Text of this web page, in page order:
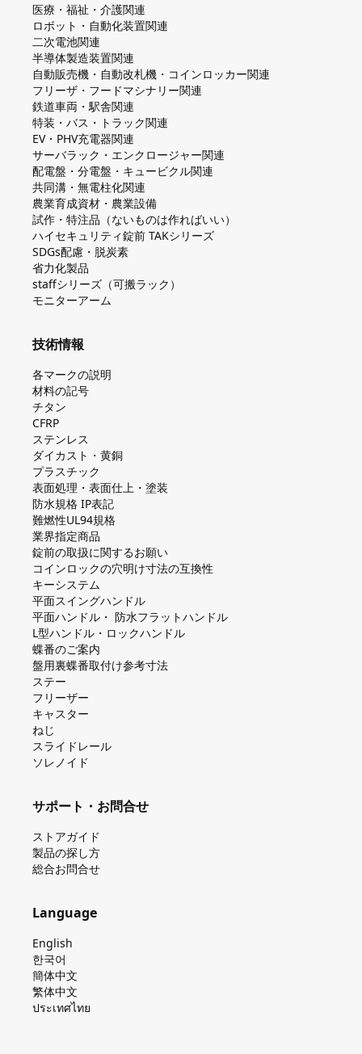
医療・福祉・介護関連
ロボット・自動化装置関連
二次電池関連
半導体製造装置関連
自動販売機・自動改札機・コインロッカー関連
フリーザ・フードマシナリー関連
鉄道車両・駅舎関連
特装・バス・トラック関連
EV・PHV充電器関連
サーバラック・エンクロージャー関連
配電盤・分電盤・キュービクル関連
共同溝・無電柱化関連
農業育成資材・農業設備
試作・特注品（ないものは作ればいい）
ハイセキュリティ錠前 TAKシリーズ
SDGs配慮・脱炭素
省力化製品
staffシリーズ（可搬ラック）
モニターアーム
技術情報
各マークの説明
材料の記号
チタン
CFRP
ステンレス
ダイカスト・⻩銅
プラスチック
表面処理・表面仕上・塗装
防⽔規格 IP表記
難燃性UL94規格
業界指定商品
錠前の取扱に関するお願い
コインロックの⽳明け⼨法の互換性
キーシステム
平⾯スイングハンドル
平⾯ハンドル・ 防⽔フラットハンドル
L型ハンドル・ロックハンドル
蝶番のご案内
盤⽤裏蝶番取付け参考⼨法
ステー
フリーザー
キャスター
ねじ
スライドレール
ソレノイド
サポート・お問合せ
ストアガイド
製品の探し⽅
総合お問合せ
Language
English
한국어
簡体中文
繁体中文
ประเทศไทย